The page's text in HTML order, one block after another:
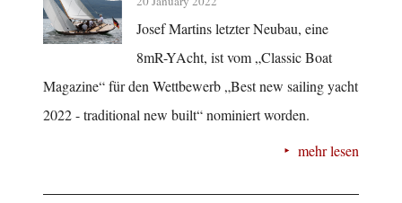
Josef Martins letzter Neubau, eine
8mR-YAcht, ist vom „Classic Boat
Magazine“ für den Wettbewerb „Best new sailing yacht
2022 - traditional new built“ nominiert worden.
mehr lesen